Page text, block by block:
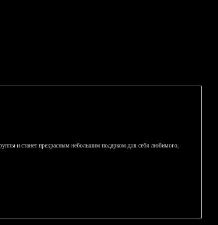
и станет прекрасным небольшим подарком для себя любимого,